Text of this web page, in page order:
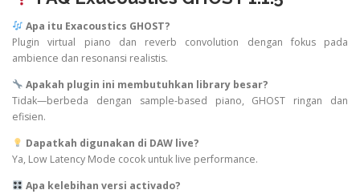
Apa itu Exacoustics GHOST?
Plugin virtual piano dan reverb convolution dengan fokus pada
ambience dan resonansi realistis.
Apakah plugin ini membutuhkan library besar?
Tidak—berbeda dengan sample-based piano, GHOST ringan dan
efisien.
Dapatkah digunakan di DAW live?
Ya, Low Latency Mode cocok untuk live performance.
Apa kelebihan versi activado?